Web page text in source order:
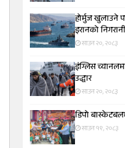
होर्मुज खुलाउने
इरानको
साउन २०, २०८३
इंग्लिस
उद्धार
साउन २०, २०८३
साउन १९, २०८३